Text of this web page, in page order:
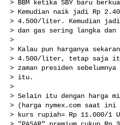
> BBM ketika SBY baru
> Kemudian naik jadi Rp
> 4.500/liter. Kemudian
> dan gas sering langka
>
> Kalau pun harganya
> 4.500/liter, tetap saja
> zaman presiden
> itu.
>
> Selain itu dengan harga
> (harga nymex.com saat ini
> kurs rupiah= Rp 11.000/1